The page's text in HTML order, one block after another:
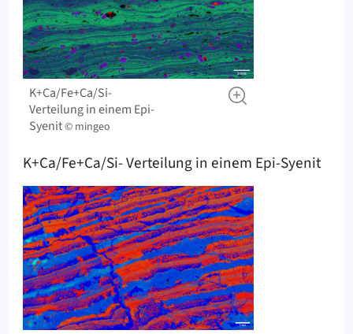
K+Ca/Fe+Ca/Si-
Verteilung in einem Epi-
Syenit© mingeo
K+Ca/Fe+Ca/Si- Verteilung in einem Epi-Syenit